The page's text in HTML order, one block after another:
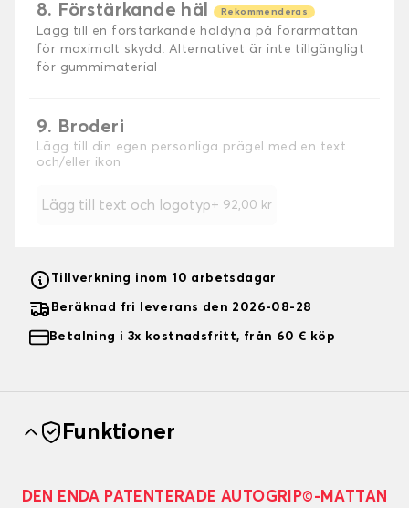
8. Förstärkande häl Rekommenderas
Lägg till en förstärkande häldyna på förarmattan
för maximalt skydd. Alternativet är inte tillgängligt
för gummimaterial
9. Broderi
Lägg till din egen personliga prägel med en text
och/eller ikon
Lägg till text och logotyp+ 92,00 kr
Tillverkning inom 10 arbetsdagar
Beräknad fri leverans den 2026-08-28
Betalning i 3x kostnadsfritt, från 60 € köp
Funktioner
DEN ENDA PATENTERADE AUTOGRIP©-MATTAN